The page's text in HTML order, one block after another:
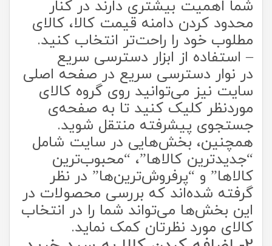
شما اهمیت بیشتری دارند در کنار
محدود کردن دامنه قیمت کالا، کالای
مطلوب خود را راحت‏‏‌تر انتخاب کنید.
– استفاده از ابزار دسترسی سریع
در نوار دسترسی سریع در صفحه اصلی
سایت نیز می‌توانید روی گروه کالای
موردنظر کلیک کنید تا به صفحه‌ی
جستجوی پیشرفته منتقل شوید.
همچنین، بخش‌‏هایی در سایت شامل
“جدیدترین‏‌ کالاها”، “محبوب‌ترین
کالاها” و “پرفروش‏‌ترین‏‌ها” در نظر
گرفته شده‌‏‏اند که بررسی محصولات در
این بخش‏‏‌ها می‌‏تواند شما را در انتخاب
کالای مورد نظرتان کمک نماید.